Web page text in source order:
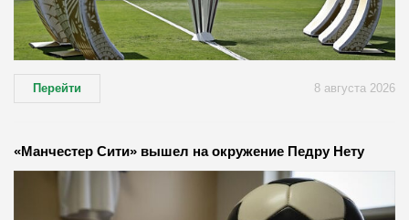
Перейти 8 августа 2026
«Манчестер Сити» вышел на окружение Педру Нету